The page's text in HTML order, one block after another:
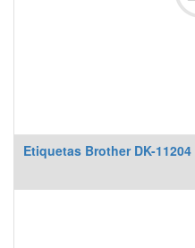
Etiquetas Brother DK-11204